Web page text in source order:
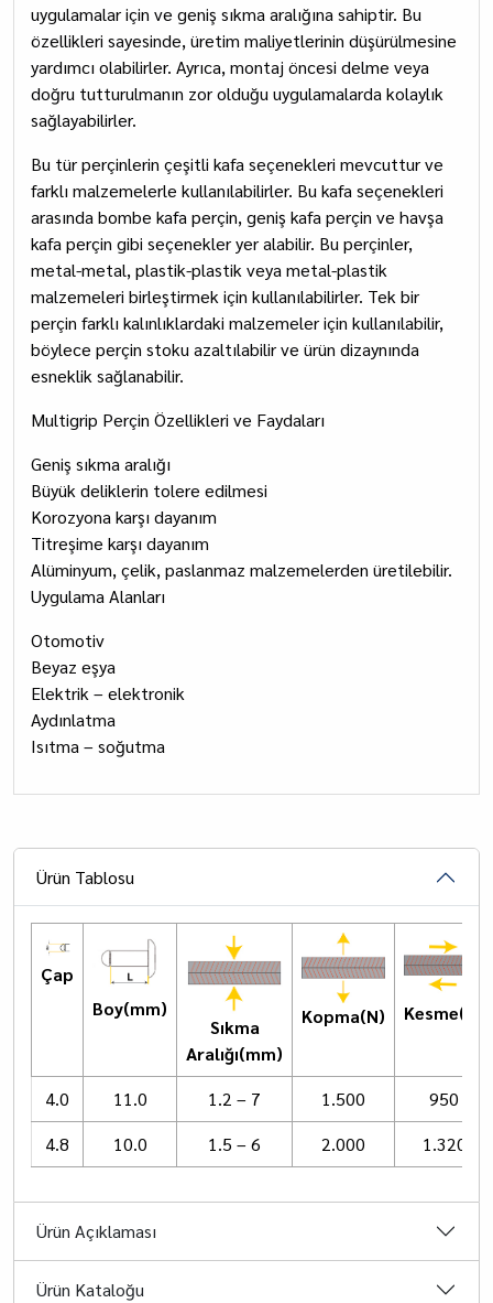
uygulamalar için ve geniş sıkma aralığına sahiptir. Bu
özellikleri sayesinde, üretim maliyetlerinin düşürülmesine
yardımcı olabilirler. Ayrıca, montaj öncesi delme veya
doğru tutturulmanın zor olduğu uygulamalarda kolaylık
sağlayabilirler.
Bu tür perçinlerin çeşitli kafa seçenekleri mevcuttur ve
farklı malzemelerle kullanılabilirler. Bu kafa seçenekleri
arasında bombe kafa perçin, geniş kafa perçin ve havşa
kafa perçin gibi seçenekler yer alabilir. Bu perçinler,
metal-metal, plastik-plastik veya metal-plastik
malzemeleri birleştirmek için kullanılabilirler. Tek bir
perçin farklı kalınlıklardaki malzemeler için kullanılabilir,
böylece perçin stoku azaltılabilir ve ürün dizaynında
esneklik sağlanabilir.
Multigrip Perçin Özellikleri ve Faydaları
Geniş sıkma aralığı
Büyük deliklerin tolere edilmesi
Korozyona karşı dayanım
​Titreşime karşı dayanım
Alüminyum, çelik, paslanmaz malzemelerden üretilebilir.
Uygulama Alanları
Otomotiv
Beyaz eşya
Elektrik – elektronik
Aydınlatma
Isıtma – soğutma
Ürün Tablosu
Çap
Boy(mm)
Sıkma
Aralığı(mm)
Kopma(N) Kesme(N)
4.0 11.0 1.2 – 7 1.500
950
4.8
10.0 1.5 – 6 2.000 1.320
Ürün Açıklaması
Ürün Kataloğu